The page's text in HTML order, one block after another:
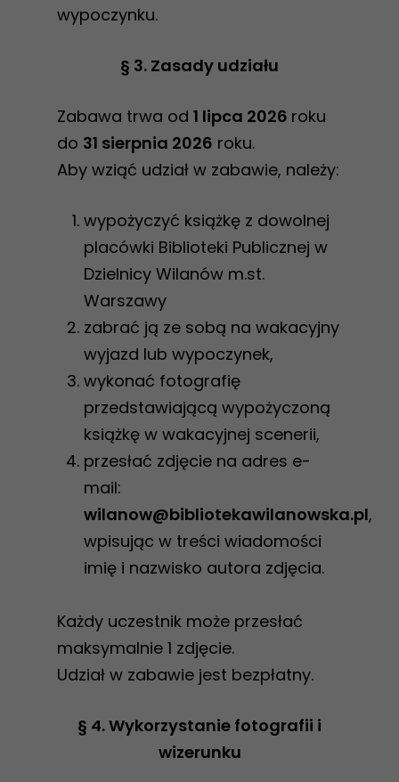
wypoczynku.
§ 3. Zasady udziału
Zabawa trwa od1 lipca 2026 roku
do 31 sierpnia 2026 roku.
Aby wziąć udział w zabawie, należy:
wypożyczyć książkę z dowolnej
placówki Biblioteki Publicznej w
Dzielnicy Wilanów m.st.
Warszawy
zabrać ją ze sobą na wakacyjny
wyjazd lub wypoczynek,
wykonać fotografię
przedstawiającą wypożyczoną
książkę w wakacyjnej scenerii,
przesłać zdjęcie na adres e-
mail:
wilanow@bibliotekawilanowska.pl,
wpisując w treści wiadomości
imię i nazwisko autora zdjęcia.
Każdy uczestnik może przesłać
maksymalnie 1 zdjęcie.
Udział w zabawie jest bezpłatny.
§ 4. Wykorzystanie fotografii i
wizerunku